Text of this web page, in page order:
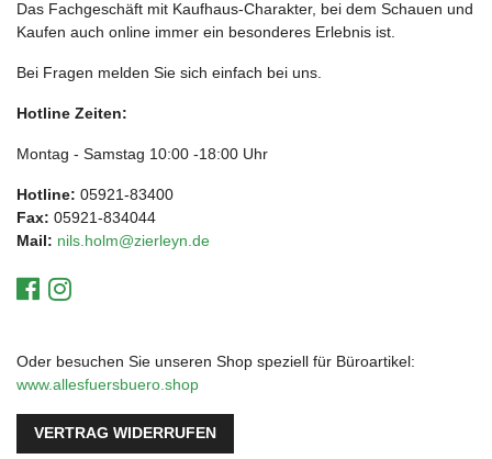
Das Fachgeschäft mit Kaufhaus-Charakter, bei dem Schauen und
Kaufen auch online immer ein besonderes Erlebnis ist.
Bei Fragen melden Sie sich einfach bei uns.
Hotline Zeiten:
Montag - Samstag 10:00 -18:00 Uhr
Hotline: 05921-83400
Fax: 05921-834044
Mail: nils.holm@zierleyn.de
Oder besuchen Sie unseren Shop speziell für Büroartikel:
www.allesfuersbuero.shop
VERTRAG WIDERRUFEN